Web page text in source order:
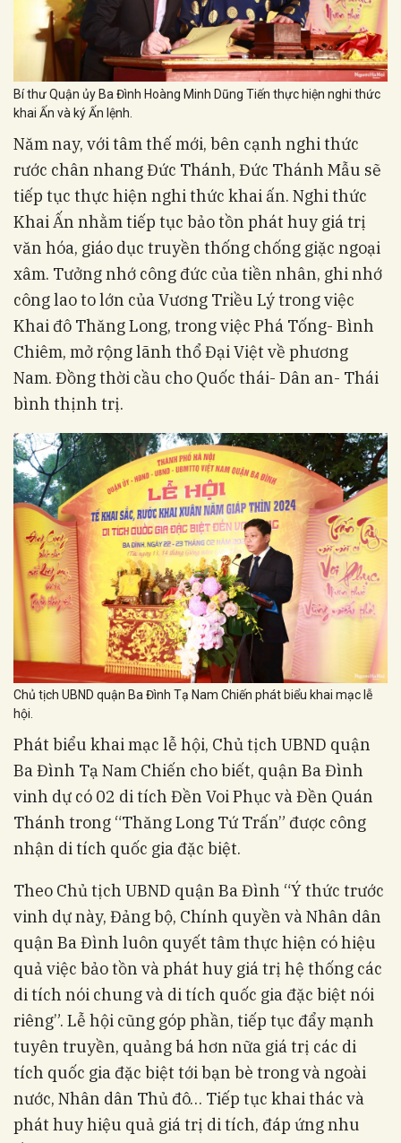
Bí thư Quận ủy Ba Đình Hoàng Minh Dũng Tiến thực hiện nghi thức
khai Ấn và ký Ấn lệnh.
Năm nay, với tâm thế mới, bên cạnh nghi thức
rước chân nhang Đức Thánh, Đức Thánh Mẫu sẽ
tiếp tục thực hiện nghi thức khai ấn. Nghi thức
Khai Ấn nhằm tiếp tục bảo tồn phát huy giá trị
văn hóa, giáo dục truyền thống chống giặc ngoại
xâm. Tưởng nhớ công đức của tiền nhân, ghi nhớ
công lao to lớn của Vương Triều Lý trong việc
Khai đô Thăng Long, trong việc Phá Tống- Bình
Chiêm, mở rộng lãnh thổ Đại Việt về phương
Nam. Đồng thời cầu cho Quốc thái- Dân an- Thái
bình thịnh trị.
Chủ tịch UBND quận Ba Đình Tạ Nam Chiến phát biểu khai mạc lễ
hội.
Phát biểu khai mạc lễ hội, Chủ tịch UBND quận
Ba Đình Tạ Nam Chiến cho biết, quận Ba Đình
vinh dự có 02 di tích Đền Voi Phục và Đền Quán
Thánh trong “Thăng Long Tứ Trấn” được công
nhận di tích quốc gia đặc biệt.
Theo Chủ tịch UBND quận Ba Đình “Ý thức trước
vinh dự này, Đảng bộ, Chính quyền và Nhân dân
quận Ba Đình luôn quyết tâm thực hiện có hiệu
quả việc bảo tồn và phát huy giá trị hệ thống các
di tích nói chung và di tích quốc gia đặc biệt nói
riêng”. Lễ hội cũng góp phần, tiếp tục đẩy mạnh
tuyên truyền, quảng bá hơn nữa giá trị các di
tích quốc gia đặc biệt tới bạn bè trong và ngoài
nước, Nhân dân Thủ đô… Tiếp tục khai thác và
phát huy hiệu quả giá trị di tích, đáp ứng nhu